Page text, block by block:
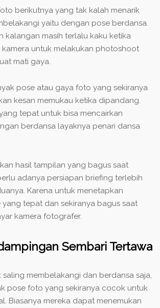
berikutnya yang tak kalah menarik
yaitu dengan pose berdansa.
kalangan masih terlalu kaku ketika
untuk melakukan photoshoot
mati gaya.
pose atau gaya foto yang sekiranya
kesan memukau ketika dipandang.
tepat untuk bisa mencairkan
berdansa layaknya penari dansa
hasil tampilan yang bagus saat
adanya persiapan briefing terlebih
Karena untuk menetapkan
tepat dan sekiranya bagus saat
kamera fotografer.
Sembari Tertawa
saling membelakangi dan berdansa saja,
pose foto yang sekiranya cocok untuk
Biasanya mereka dapat menemukan